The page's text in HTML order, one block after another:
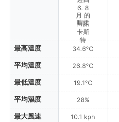
最高溫度
平均溫度
最低溫度
平均濕度
最大風速
晴天
34.6°C
26.8°C
19.1°C
28%
10.1 kph